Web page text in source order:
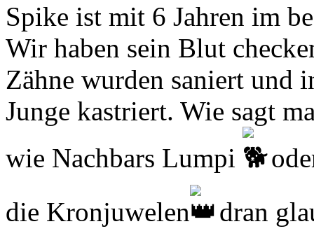
Spike ist mit 6 Jahren im
Wir haben sein Blut
Zähne wurden saniert und
Junge kastriert. Wie sagt
wie Nachbars Lumpi
die Kronjuwelen
dran